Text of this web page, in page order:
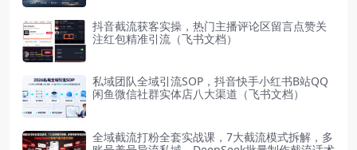
抖音截流获客实操，热门主播评论区留言点赞关
注红包精准引流（飞书文档）
私域团队全域引流SOP，抖音快手小红书B站QQ
闲鱼微信社群实体店八大渠道（飞书文档）
全域截流打粉全套实战课，7大截流模式拆解，多